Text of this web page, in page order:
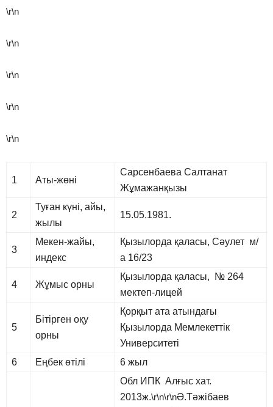
\r\n
\r\n
\r\n
\r\n
\r\n
1 Аты-жөні
Сарсенбаева Салтанат
Жұмажанқызы
2
Туған күні, айы,
жылы
15.05.1981.
3
Мекен-жайы,
индекс
Қызылорда қаласы, Сәулет м/
а 16/23
4 Жұмыс орны
Қызылорда қаласы, № 264
мектеп-лицей
5
Бітірген оқу
орны
Қорқыт ата атындағы
Қызылорда Мемлекеттік
Университеті
6
Еңбек өтілі 6 жыл
Обл ИПК Алғыс хат.
2013ж.\r\n\r\nӘ.Тәжібаев